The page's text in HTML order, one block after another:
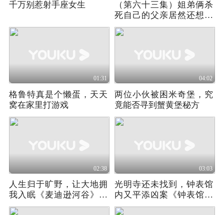
千万别惹射手座女生
（第六十三集）姐弟俩杀
死自己的父亲居然还想嫁
祸给女孩
01:31
格鲁特真是个懒蛋，天天
窝在家里打游戏
04:02
两位小伙被困米奇堡，究
竟能否寻到蟹黄堡秘方
02:38
人生归于旷野，让大地拥
我入眠《麦迪逊河谷》第
一季02
03:03
光明寺还未找到，钟表馆
内又平添凶案《钟表馆事
件》02